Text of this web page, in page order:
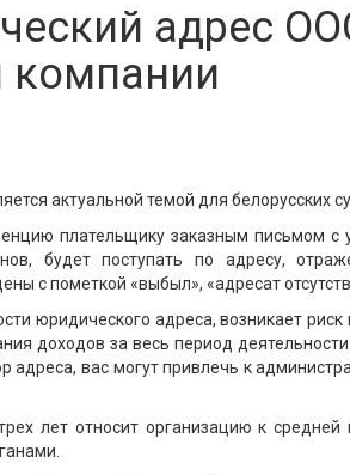
адрес
компании
актуальной темой для белорусских
плательщику заказным письмом с
будет поступать по адресу,
с пометкой «выбыл», «адресат
юридического адреса, возникает
доходов за весь период
вас могут привлечь к
лет относит организацию к средней